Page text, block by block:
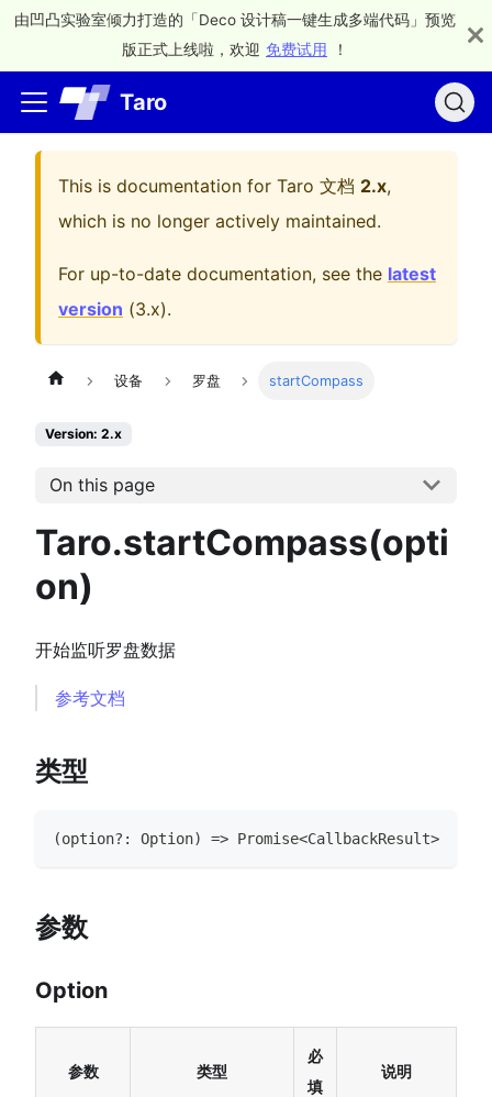
由凹凸实验室倾力打造的「Deco 设计稿一键生成多端代码」预览
版正式上线啦，欢迎 免费试用 ！
Taro
This is documentation for Taro 文档 2.x,
which is no longer actively maintained.
For up-to-date documentation, see the latest
version (3.x).
设备 罗盘 startCompass
Version: 2.x
On this page
Taro.startCompass(opti
on)
开始监听罗盘数据
参考文档
类型
(option? : Option) => Promise<CallbackResult>
参数
Option
参数 类型
必
填
说明